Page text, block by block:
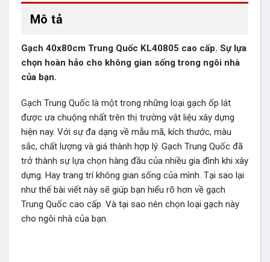
Mô tả
Gạch 40x80cm Trung Quốc KL40805 cao cấp. Sự lựa
chọn hoàn hảo cho không gian sống trong ngôi nhà
của bạn.
Gạch Trung Quốc là một trong những loại gạch ốp lát
được ưa chuộng nhất trên thị trường vật liệu xây dựng
hiện nay. Với sự đa dạng về mẫu mã, kích thước, màu
sắc, chất lượng và giá thành hợp lý. Gạch Trung Quốc đã
trở thành sự lựa chọn hàng đầu của nhiều gia đình khi xây
dựng. Hay trang trí không gian sống của mình. Tại sao lại
như thế bài viết này sẽ giúp bạn hiểu rõ hơn về gạch
Trung Quốc cao cấp. Và tại sao nên chọn loại gạch này
cho ngôi nhà của bạn.